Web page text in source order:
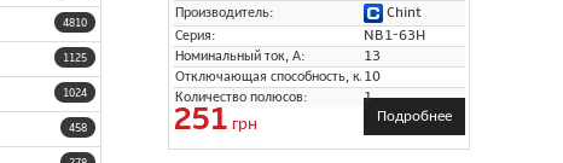
4810
1125
1024
458
Производитель:
Chint
Серия:
NB1-63H
Номинальный ток, А:
13
Отключающая способность, кА:10
Количество полюсов:
1
251 грн Подробнее